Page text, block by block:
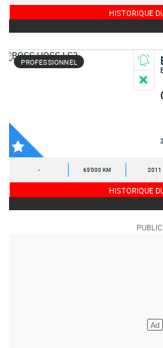
HISTORIQUE
PROFESSIONNEL
- 65'000 KM 2011
HISTORIQUE